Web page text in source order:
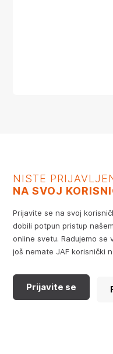
NISTE
NA SVOJ
Prijavite se na svoj
dobili potpun pristup
online svetu. Radujemo se
još nemate JAF korisnički
Prijavite se